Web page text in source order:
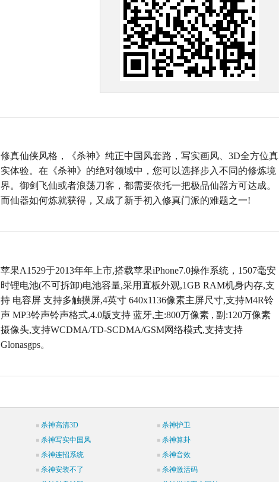
修真仙侠风格，《杀神》纯正中国风套路，写实画风、3D全方位真
实体验。在《杀神》的绝对领域中，您可以选择步入不同的修炼境
界。御剑飞仙或者浪荡刀客，都需要依托一把极品仙器方可达成。
而仙器如何炼就获得，又成了新手初入修真门派的难题之一!
苹果A1529于2013年年上市,搭载苹果iPhone7.0操作系统，1507毫安
时锂电池(不可拆卸)电池容量,采用直板外观,1GB RAM机身内存,支
持 电容屏 支持多触摸屏,4英寸 640x1136像素主屏尺寸,支持M4R铃
声 MP3铃声铃声格式,4.0版支持 蓝牙,主:800万像素 , 副:120万像素
摄像头,支持WCDMA/TD-SCDMA/GSM网络模式,支持支持
Glonasgps。
杀神高清3D
杀神护卫
杀神写实中国风
杀神算卦
杀神连招系统
杀神音效
杀神安装不了
杀神激活码